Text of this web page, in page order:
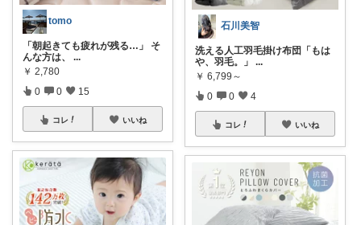
tomo
「朝起きても疲れが残る…」 そ
んな方は、
...
￥ 2,780
0 0 15
コレ いいね
石川美智
洗える人工羽毛掛け布団「もは
や、羽毛。」 ...
￥ 6,799～
0 0 4
コレ いいね